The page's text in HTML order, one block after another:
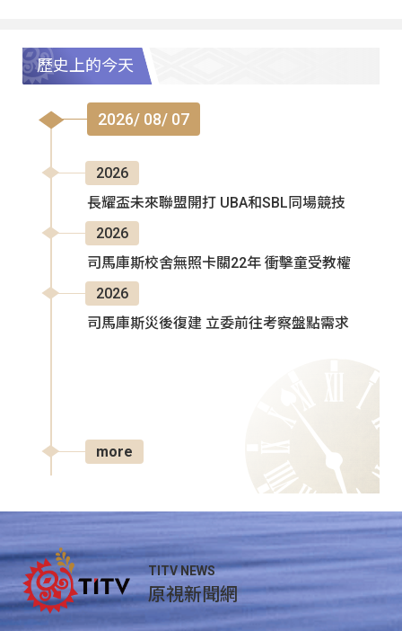
歷史上的今天
2026/ 08/ 07
2026
長耀盃未來聯盟開打 UBA和SBL同場競技
2026
司馬庫斯校舍無照卡關22年 衝擊童受教權
2026
司馬庫斯災後復建 立委前往考察盤點需求
more
TITV NEWS
原視新聞網